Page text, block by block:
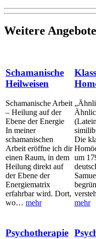
Weitere Angebote
Schamanische
Heilweisen
Schamanische Arbeit
– Heilung auf der
Ebene der Energie
In meiner
schamanischen
Arbeit eröffne ich dir
einen Raum, in dem
Heilung direkt auf
der Ebene der
Energiematrix
erfahrbar wird. Dort,
wo… mehr
Die
um
mehr
Psychotherapie